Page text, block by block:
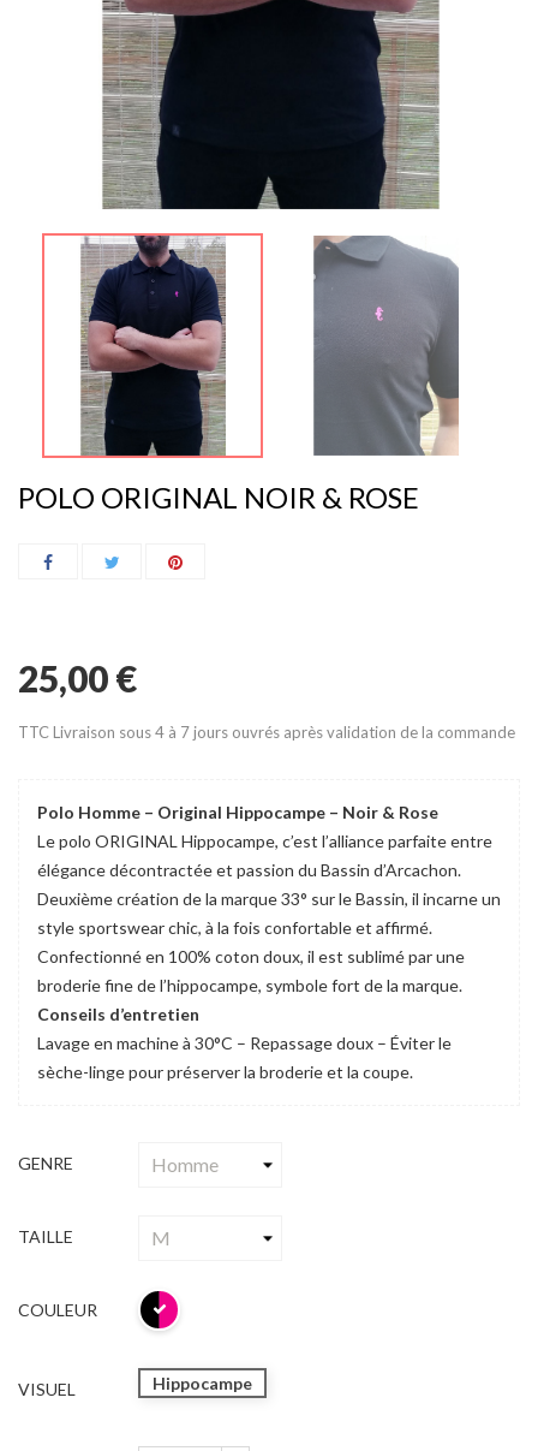
POLO ORIGINAL NOIR & ROSE
25,00 €
TTC Livraison sous 4 à 7 jours ouvrés après validation de la commande
Polo Homme – Original Hippocampe – Noir & Rose
Le polo ORIGINAL Hippocampe, c’est l’alliance parfaite entre
élégance décontractée et passion du Bassin d’Arcachon.
Deuxième création de la marque 33° sur le Bassin, il incarne un
style sportswear chic, à la fois confortable et affirmé.
Confectionné en 100% coton doux, il est sublimé par une
broderie fine de l’hippocampe, symbole fort de la marque.
Conseils d’entretien
Lavage en machine à 30°C – Repassage doux – Éviter le
sèche-linge pour préserver la broderie et la coupe.
GENRE
TAILLE
COULEUR
VISUEL Hippocampe